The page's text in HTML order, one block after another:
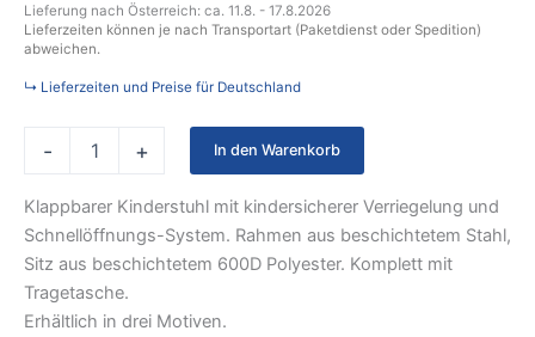
Lieferung nach Österreich: ca. 11.8. - 17.8.2026
Lieferzeiten können je nach Transportart (Paketdienst oder Spedition)
abweichen.
↳ Lieferzeiten und Preise für Deutschland
- + In den Warenkorb
Klappbarer Kinderstuhl mit kindersicherer Verriegelung und
Schnellöffnungs-System. Rahmen aus beschichtetem Stahl,
Sitz aus beschichtetem 600D Polyester. Komplett mit
Tragetasche.
Erhältlich in drei Motiven.